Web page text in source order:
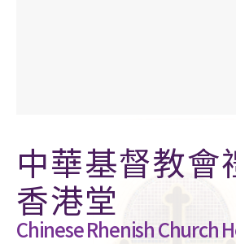
中華基督教會
香港堂
Chinese Rhenish Church